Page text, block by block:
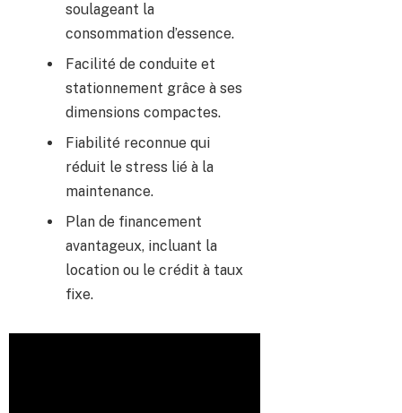
soulageant la
consommation d’essence.
Facilité de conduite et
stationnement grâce à ses
dimensions compactes.
Fiabilité reconnue qui
réduit le stress lié à la
maintenance.
Plan de financement
avantageux, incluant la
location ou le crédit à taux
fixe.